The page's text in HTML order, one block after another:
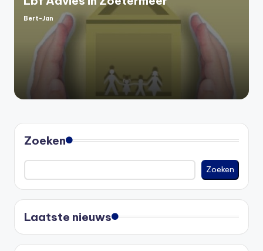
Geplaatst
Bert-Jan
Zoeken
Zoeken
Laatste nieuws